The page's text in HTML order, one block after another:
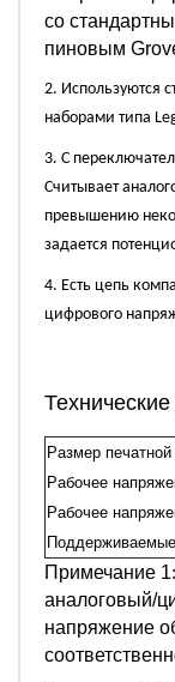
со
пиновым
2. Используются
наборами типа
3. С
Считывает
превышению
задается
4. Есть цепь
цифрового
Размер
Рабочее
Рабочее
Примечание 1:
аналоговый/
напряжение